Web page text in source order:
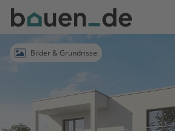
Bauen
Logo
AnmeldenBilder & Grundrisse